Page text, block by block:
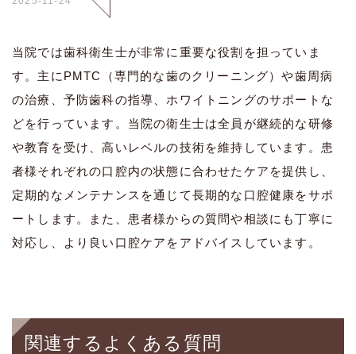
当院では歯科衛生士が非常に重要な役割を担っていま
す。主にPMTC（専門的な歯のクリーニング）や歯周病
の治療、予防歯科の指導、ホワイトニングのサポートな
どを行っています。当院の衛生士は全員が継続的な研修
や教育を受け、高いレベルの技術を維持しています。患
者様それぞれの口腔内の状態に合わせたケアを提供し、
定期的なメンテナンスを通じて長期的な口腔健康をサポ
ートします。また、患者様からの質問や相談にも丁寧に
対応し、より良い口腔ケアをアドバイスしています。
関連するよくある質問